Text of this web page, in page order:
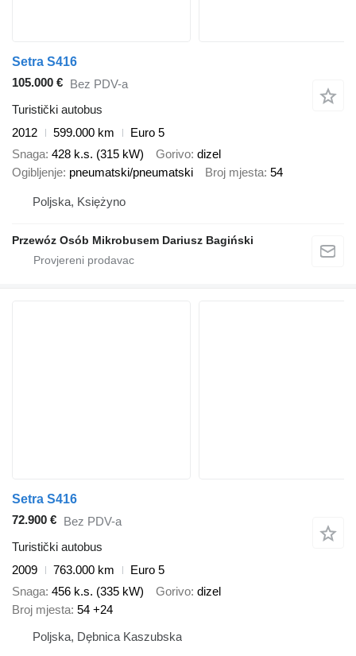
Setra S416
105.000 € Bez PDV-a
Turistički autobus
2012
599.000 km
Euro 5
Snaga 428 k.s. (315 kW) Gorivo dizel
Ogibljenje pneumatski/pneumatski Broj mjesta 54
Poljska, Księżyno
Przewóz Osób Mikrobusem Dariusz Bagiński
Setra S416
72.900 € Bez PDV-a
Turistički autobus
2009
763.000 km
Euro 5
Snaga 456 k.s. (335 kW) Gorivo dizel
Broj mjesta 54 +24
Poljska, Dębnica Kaszubska